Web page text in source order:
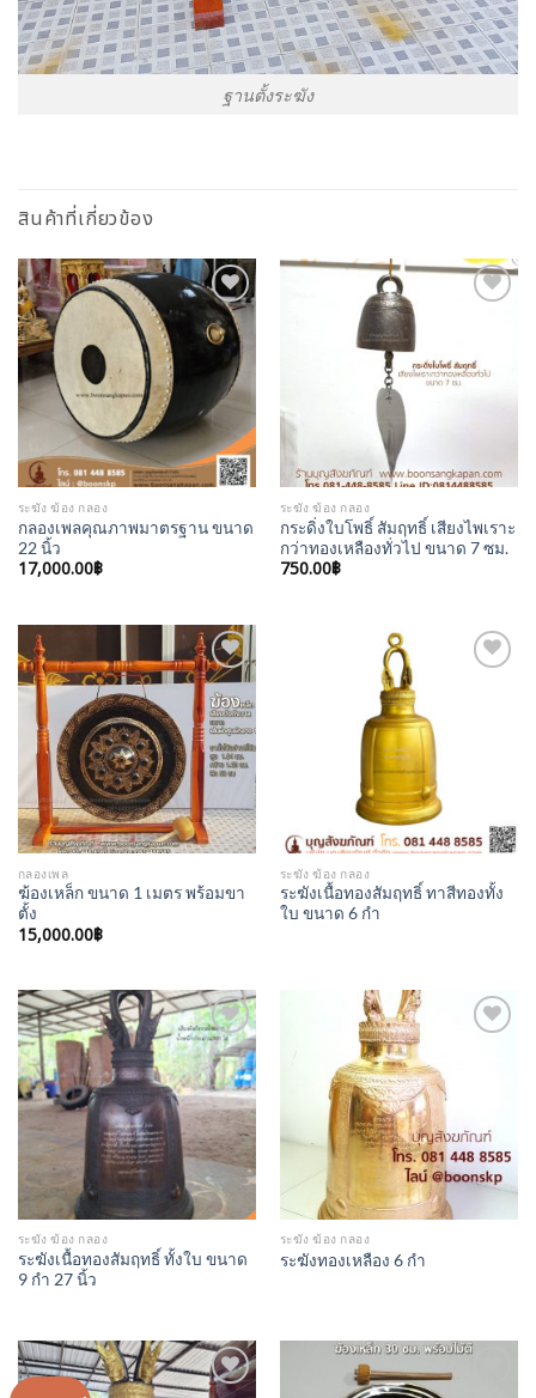
ฐานตั้งระฆัง
สินค้าที่เกี่ยวข้อง
Add to
Wishlist
ระฆัง ฆ้อง กลอง
กลองเพลคุณภาพมาตรฐาน ขนาด
22 นิ้ว
17,000.00฿
ระฆัง ฆ้อง กลอง
กระดิ่งใบโพธิ์ สัมฤทธิ์ เสียงไพเราะ
กว่าทองเหลืองทั่วไป ขนาด 7 ซม.
750.00฿
Add to
Wishlist
กลองเพล
ฆ้องเหล็ก ขนาด 1 เมตร พร้อมขา
ตั้ง
15,000.00฿
ระฆัง ฆ้อง กลอง
ระฆังเนื้อทองสัมฤทธิ์ ทาสีทองทั้ง
ใบ ขนาด 6 กำ
Add to
Wishlist
ระฆัง ฆ้อง กลอง
ระฆังเนื้อทองสัมฤทธิ์ ทั้งใบ ขนาด
9 กำ 27 นิ้ว
ระฆัง ฆ้อง กลอง
ระฆังทองเหลือง 6 กำ